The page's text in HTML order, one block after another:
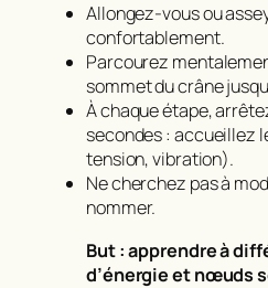
Allongez‑vous ou
confortablement.
Parcourez
sommet du crâne
À chaque étape,
secondes : accueillez
tension, vibration).
Ne cherchez pas à
nommer.
But : apprendre à
d’énergie et nœuds